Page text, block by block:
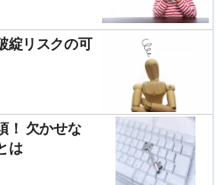
綻リスクの可
！ 欠かせな
は